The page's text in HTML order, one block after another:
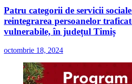
Patru categorii de servicii
reintegrarea persoanelor
vulnerabile, în județul Timiș
octombrie 18, 2024